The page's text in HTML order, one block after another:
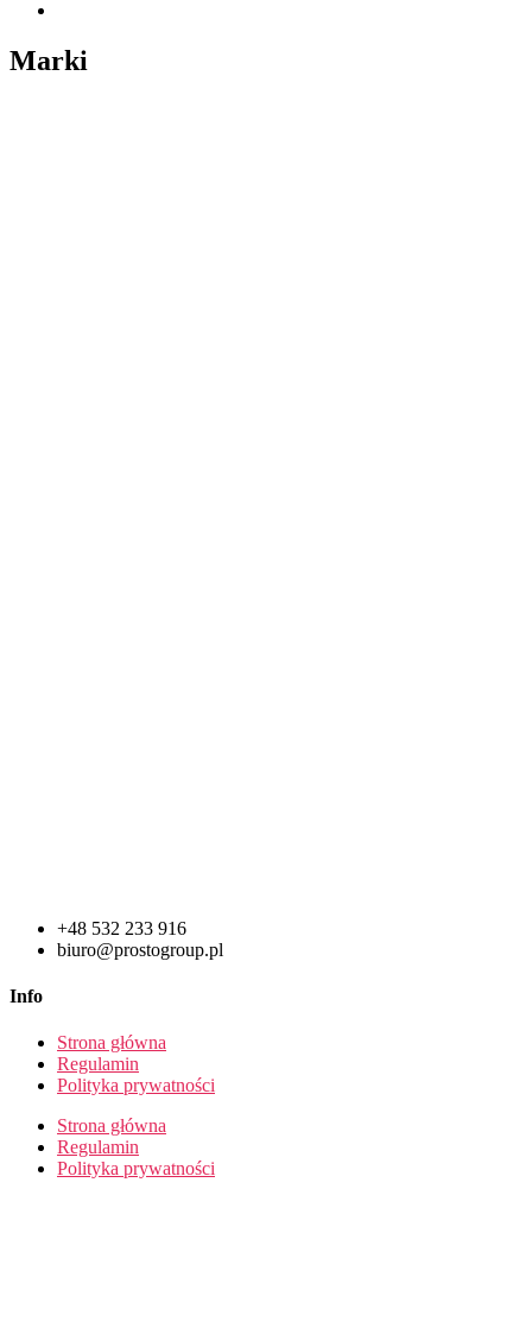
Marki
+48 532 233 916
biuro@prostogroup.pl
Info
Strona główna
Regulamin
Polityka prywatności
Strona główna
Regulamin
Polityka prywatności